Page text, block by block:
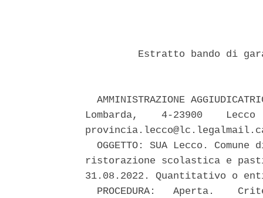
Estratto bando di
AMMINISTRAZIONE
Lombarda,    4-23900
OGGETTO: SUA Lecco. Comune
ristorazione scolastica e
31.08.2022. Quantitativo o
PROCEDURA:   Aperta.